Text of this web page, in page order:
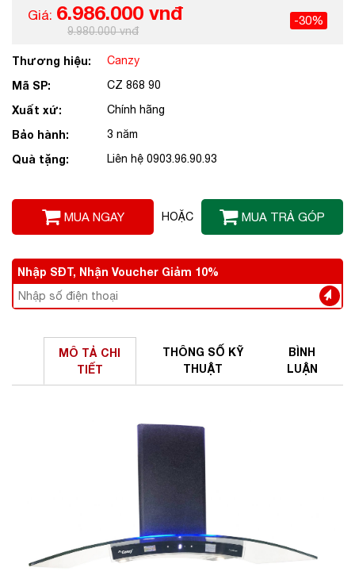
Giá: 6.986.000 vnđ
9.980.000 vnđ
-30%
Thương hiệu: Canzy
Mã SP: CZ 868 90
Xuất xứ: Chính hãng
Bảo hành: 3 năm
Quà tặng: Liên hệ 0903.96.90.93
MUA NGAY HOẶC MUA TRẢ GÓP
Nhập SĐT, Nhận Voucher Giảm 10%
MÔ TẢ CHI
TIẾT
THÔNG SỐ KỸ
THUẬT
BÌNH
LUẬN